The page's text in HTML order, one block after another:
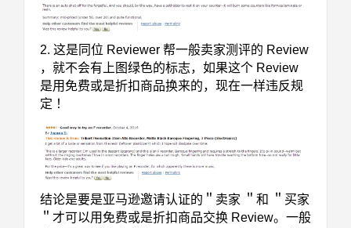
2. 这是同位 Reviewer 帮一般卖家测评的 Review
，就不会有上图绿色的标志，如果这个 Review
是用免费或是折扣商品换来的，现在一样违反规
定 ！
结论是要是亚马逊邀请认证的＂卖家 ＂和 ＂买家
＂才可以用免费或是折扣商品交换 Review。一般